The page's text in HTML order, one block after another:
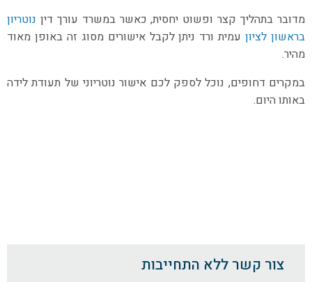
מדובר בתהליך קצר ופשוט יחסית, כאשר במשרד עורך דין נוטריון
בראשון לציוןעמית ורד ניתן לקבל אישורים מסוג זה באופן מאוד
מהיר.
במקרים דחופים, נוכל לספק לכם אישור נוטריוני של תעודת לידה
באותו היום.
צור קשר ללא התחייבות